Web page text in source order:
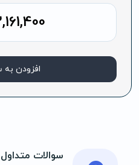
افزودن
سوالات متداول